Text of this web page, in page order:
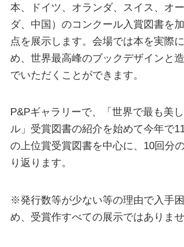
本、ドイツ、オランダ、スイス、オ
ダ、中国）のコンクール入賞図書を
点を展示します。会場では本を実際
め、世界最高峰のブックデザインと
でいただくことができます。
P&Pギャラリーで、「世界で最も美
ル」受賞図書の紹介を始めて今年で
の上位賞受賞図書を中心に、10回分
り返ります。
※発行数等が少ない等の理由で入手
め、受賞作すべての展示ではありませ